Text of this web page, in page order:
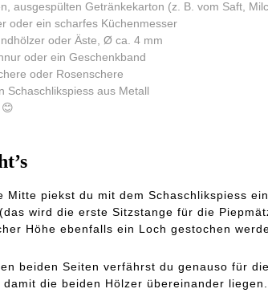
ausgespülten Getränkekarton (z. B. vom Saft,
oder ein scharfes Küchenmesser
oder Äste, Ø ca. 4 mm
oder ein Geschenkband
oder Rosenschere
Schaschlikspiess aus Metall
Mitte piekst du mit dem Schaschlikspiess
wird die erste Sitzstange für die
Höhe ebenfalls ein Loch gestochen
beiden Seiten verfährst du genauso für
damit die beiden Hölzer übereinander liegen.